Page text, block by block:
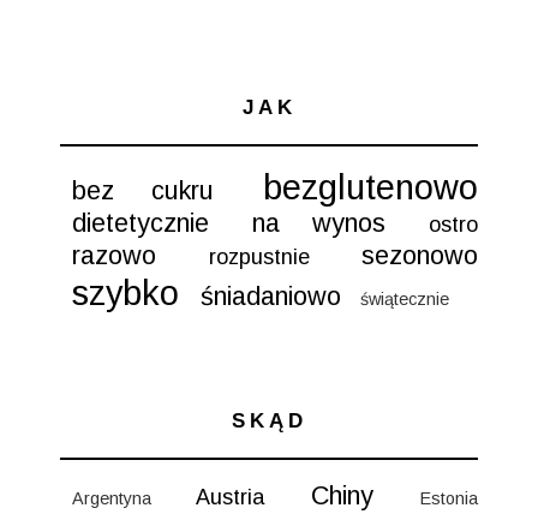
JAK
bez cukru bezglutenowo
dietetycznie na wynos ostro
razowo rozpustnie sezonowo
szybko śniadaniowo świątecznie
SKĄD
Argentyna Austria Chiny Estonia